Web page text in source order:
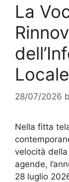
La
28/07/2026
Nella fitta
velocità della
agende,
28 luglio